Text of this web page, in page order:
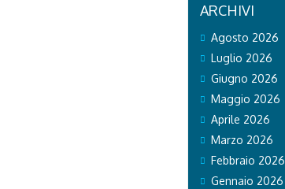
ARCHIVI
Agosto 2026
Luglio 2026
Giugno 2026
Maggio 2026
Aprile 2026
Marzo 2026
Febbraio 2026
Gennaio 2026